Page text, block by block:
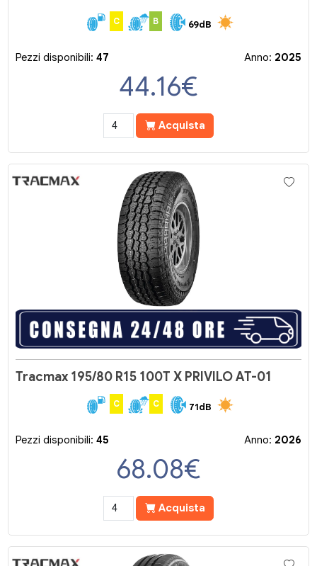
C B 69dB
Pezzi disponibili:47 Anno: 2025
44.16€
Acquista
Tracmax 195/80 R15 100T X PRIVILO AT-01
C C 71dB
Pezzi disponibili:45 Anno: 2026
68.08€
Acquista